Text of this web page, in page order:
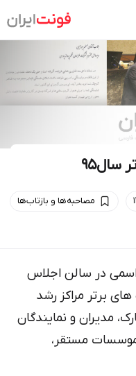
سال۹۵
مصاحبه‌ها و بازتاب‌ها
طی مراسمی در سالن اجلاس
برتر مراکز رشد
مدیران و نمایندگان
موسسات مستقر،